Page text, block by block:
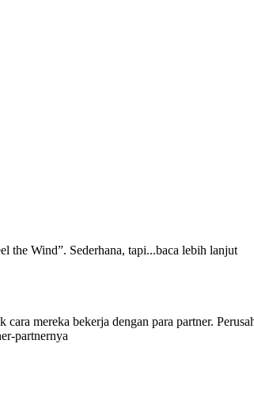
the Wind”. Sederhana, tapi...baca lebih lanjut
mereka bekerja dengan para partner.
partnernya